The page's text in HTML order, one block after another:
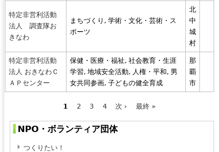
特定非営利活動
法人 調査隊お
きなわ
まちづくり, 学術・文化・芸術・ス
ポーツ
北
中
城
村
特定非営利活動
法人 おきなわＣ
ＡＰセンター
保健・医療・福祉, 社会教育・生涯
学習, 地域安全活動, 人権・平和, 男
女共同参画, 子どもの健全育成
那
覇
市
ペ
ー
1 2 3 4 次 › 最終 »
NPO・ボランティア団体
つくりたい！